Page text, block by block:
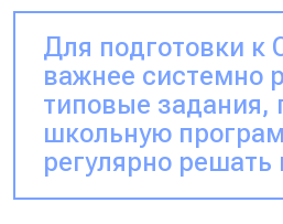
Для подготовки к
важнее системно
типовые задания,
школьную
регулярно решать